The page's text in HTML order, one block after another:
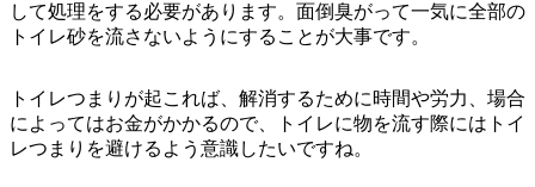
して処理をする必要があります。面倒臭がって一気に全部の
トイレ砂を流さないようにすることが大事です。
トイレつまりが起これば、解消するために時間や労力、場合
によってはお金がかかるので、トイレに物を流す際にはトイ
レつまりを避けるよう意識したいですね。